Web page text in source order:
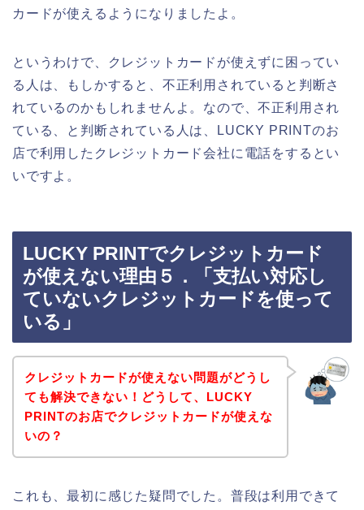
カードが使えるようになりましたよ。
というわけで、クレジットカードが使えずに困ってい
る人は、もしかすると、不正利用されていると判断さ
れているのかもしれませんよ。なので、不正利用され
ている、と判断されている人は、LUCKY PRINTのお
店で利用したクレジットカード会社に電話をするとい
いですよ。
LUCKY PRINTでクレジットカード
が使えない理由５．「支払い対応し
ていないクレジットカードを使って
いる」
クレジットカードが使えない問題がどうし
ても解決できない！どうして、LUCKY
PRINTのお店でクレジットカードが使えな
いの？
これも、最初に感じた疑問でした。普段は利用できて